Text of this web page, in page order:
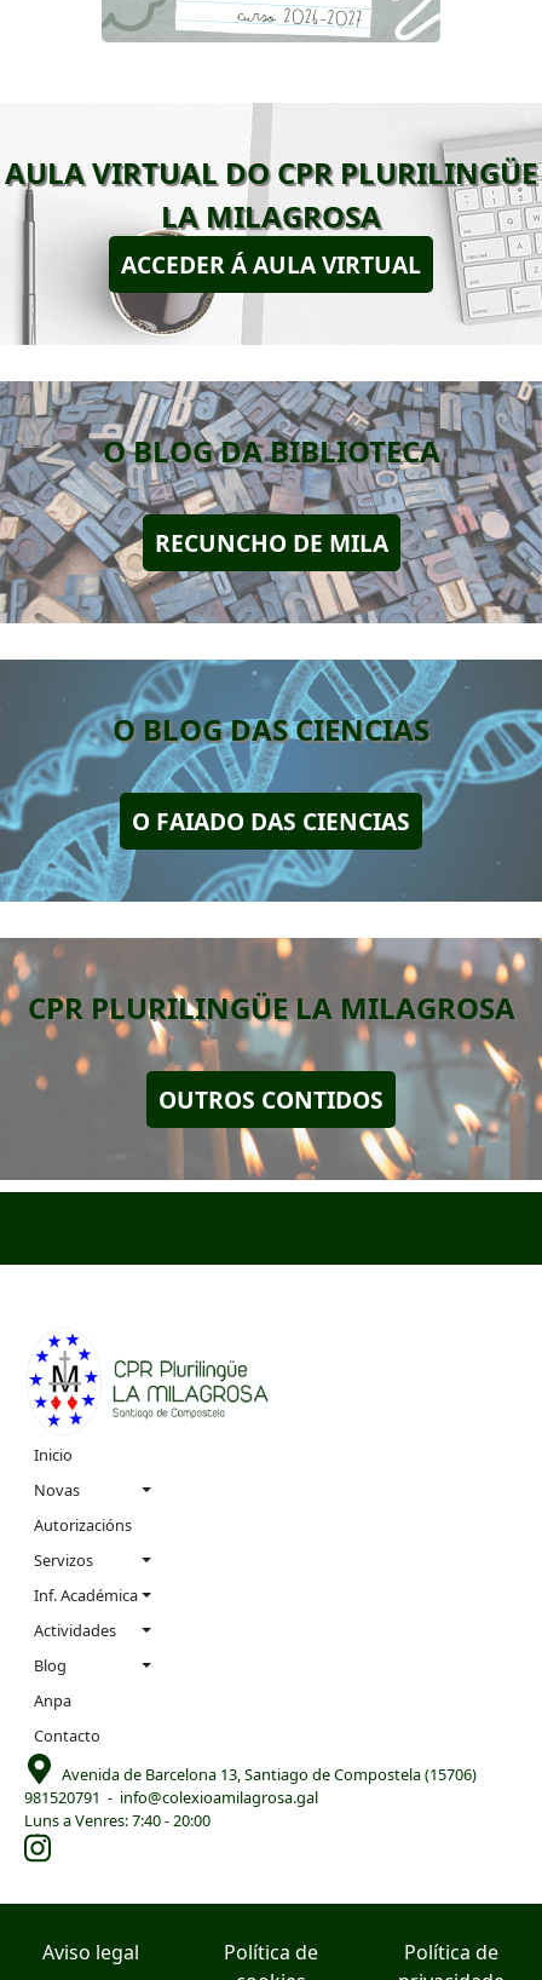
AULA VIRTUAL DO CPR PLURILINGÜE
LA MILAGROSA
ACCEDER Á AULA VIRTUAL
O BLOG DA BIBLIOTECA
RECUNCHO DE MILA
O BLOG DAS CIENCIAS
O FAIADO DAS CIENCIAS
CPR PLURILINGÜE LA MILAGROSA
OUTROS CONTIDOS
Navigation
menu
Inicio
Novas
Autorizacións
Servizos
Inf. Académica
Actividades
Blog
Anpa
Contacto
Avenida de Barcelona 13, Santiago de Compostela (15706)
981520791 - info@colexioamilagrosa.gal
Luns a Venres: 7:40 - 20:00
Aviso legal
Política de
Política de